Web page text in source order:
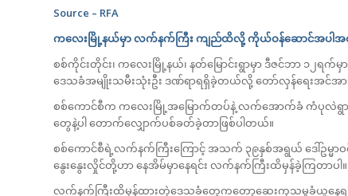
Source – RFA
ကလေးမြို့နယ်မှာ လက်နက်ကြီး ကျည်ထိလို့ ကိုယ်ဝန်ဆောင်အပါအဝ
စစ်ကိုင်းတိုင်း၊ ကလေးမြို့နယ်၊ နတ်မြောင်းရွာမှာ ဒီဇင်ဘာ ၁၂
ဒေသခံအမျိုးသမီးသုံးဦး ဒဏ်ရာရရှိခဲ့တယ်လို့ တော်လှန်ရေးအင်အ
စစ်ကောင်စီက ကလေးမြို့အမြောက်တပ်နဲ့ လက်အောက်ခံ ကံပုလဲရွ
တွေနဲ့ပါ တောက်လျှောက်ပစ်ခတ်ခဲ့တာဖြစ်ပါတယ်။
စစ်ကောင်စီရဲ့လက်နက်ကြီးကြောင့် အသက် ၃၉နှစ်အရွယ် ဒေါ်ဥမ္မ
နွေးနွေးလှိုင်တို့ဟာ နေအိမ်မှာနေရင်း လက်နက်ကြီးထိမှန်ခဲ့ကြတာပါ။
လက်နက်ကြီးထိမှန်ထားတဲ့ဒေသခံတွေကတော့ဆေးကုသမှုခံယူနေရပ